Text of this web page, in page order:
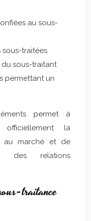
au sous-
traitées
sous-traitant
permettant un
permet à
officiellement la
au marché et de
des relations
traitance